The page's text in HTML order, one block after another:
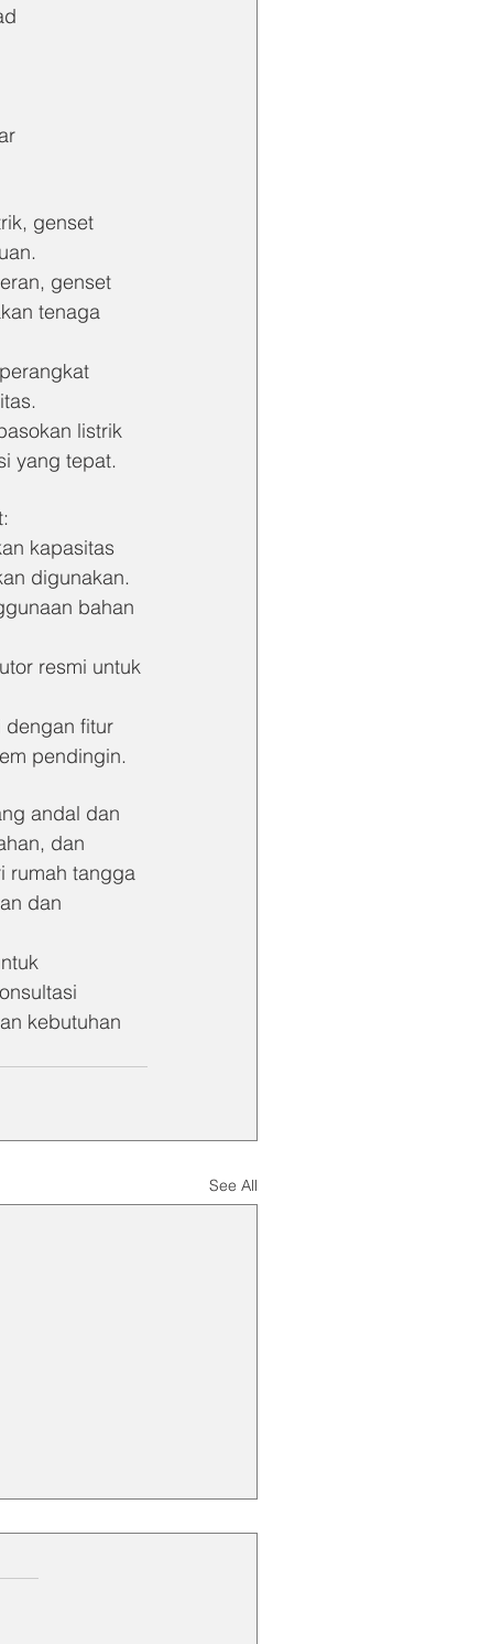
genset
genset
tenaga
listrik
yang tepat.
kapasitas
digunakan.
bahan
resmi untuk
dengan fitur
pendingin.
andal dan
dan
rumah tangga
dan
kebutuhan
See All